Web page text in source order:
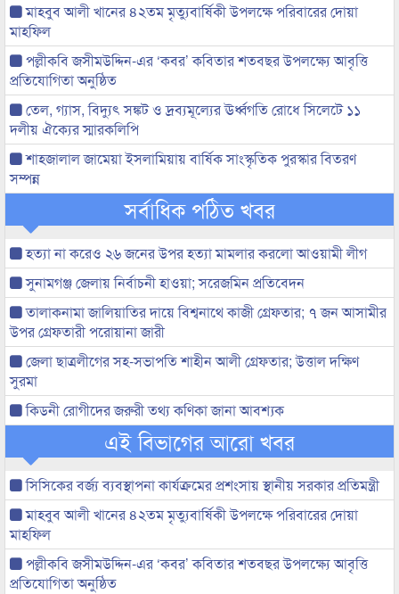
মাহবুব আলী খানের ৪২তম মৃত্যুবার্ষিকী উপলক্ষে পরিবারের দোয়া
মাহফিল
পল্লীকবি জসীমউদ্দিন-এর ‘কবর’ কবিতার শতবছর উপলক্ষ্যে আবৃত্তি
প্রতিযোগিতা অনুষ্ঠিত
তেল, গ্যাস, বিদ্যুৎ সঙ্কট ও দ্রব্যমূল্যের ঊর্ধ্বগতি রোধে সিলেটে ১১
দলীয় ঐক্যের স্মারকলিপি
শাহজালাল জামেয়া ইসলামিয়ায় বার্ষিক সাংস্কৃতিক পুরস্কার বিতরণ
সম্পন্ন
সর্বাধিক পঠিত খবর
হত্যা না করেও ২৬ জনের উপর হত্যা মামলার করলো আওয়ামী লীগ
সুনামগঞ্জ জেলায় নির্বাচনী হাওয়া; সরেজমিন প্রতিবেদন
তালাকনামা জালিয়াতির দায়ে বিশ্বনাথে কাজী গ্রেফতার; ৭ জন আসামীর
উপর গ্রেফতারী পরোয়ানা জারী
জেলা ছাত্রলীগের সহ-সভাপতি শাহীন আলী গ্রেফতার; উত্তাল দক্ষিণ
সুরমা
কিডনী রোগীদের জরুরী তথ্য কণিকা জানা আবশ্যক
এই বিভাগের আরো খবর
সিসিকের বর্জ্য ব্যবস্থাপনা কার্যক্রমের প্রশংসায় স্থানীয় সরকার প্রতিমন্ত্রী
মাহবুব আলী খানের ৪২তম মৃত্যুবার্ষিকী উপলক্ষে পরিবারের দোয়া
মাহফিল
পল্লীকবি জসীমউদ্দিন-এর ‘কবর’ কবিতার শতবছর উপলক্ষ্যে আবৃত্তি
প্রতিযোগিতা অনুষ্ঠিত